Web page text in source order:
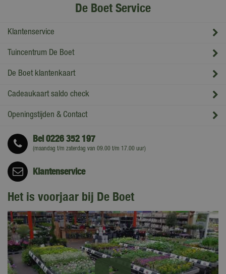
De Boet Service
Klantenservice
Tuincentrum De Boet
De Boet klantenkaart
Cadeaukaart saldo check
Openingstijden & Contact
Bel0226 352 197
(maandag t/m zaterdag van 09.00 t/m 17.00 uur)
Klantenservice
Het is voorjaar bij De Boet